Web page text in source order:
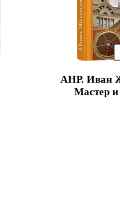
АНР. Иван
Мастер